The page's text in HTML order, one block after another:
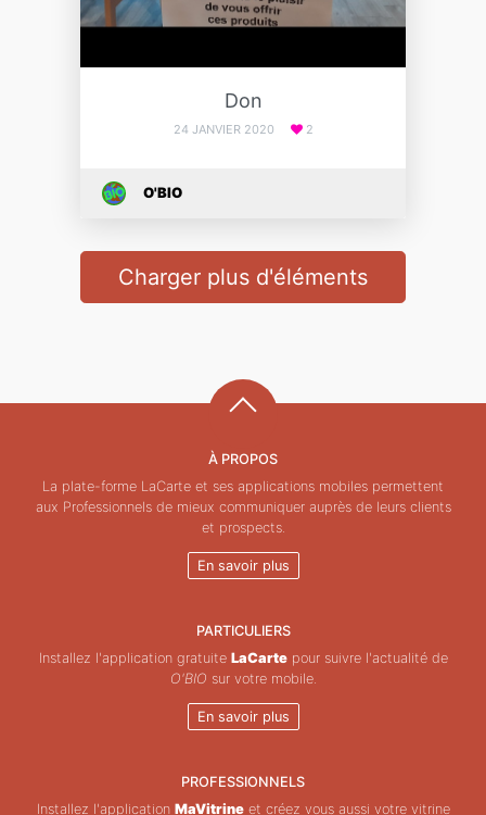
Don
24 JANVIER 2020 2
O'BIO
Charger plus d'éléments
À PROPOS
La plate-forme LaCarte et ses applications mobiles permettent
aux Professionnels de mieux communiquer auprès de leurs clients
et prospects.
En savoir plus
PARTICULIERS
Installez l'application gratuite LaCartepour suivre l'actualité de
O'BIO sur votre mobile.
En savoir plus
PROFESSIONNELS
Installez l'application MaVitrineet créez vous aussi votre vitrine